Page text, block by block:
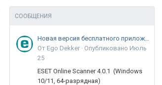
СООБЩЕНИЯ
Новая версия бесплатного приложения ESET Online Scanner доступна пользователям
От Ego Dekker · Опубликовано Июль
25
ESET Online Scanner 4.0.1 (Windows
10/11, 64-разрядная)